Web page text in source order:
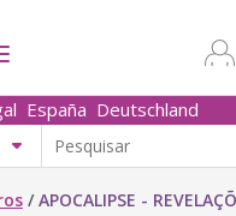
España Deutschland
/APOCALIPSE -